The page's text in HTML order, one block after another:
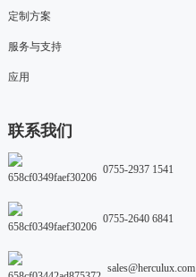
定制方案
服务与支持
应用
联系我们
0755-2937 1541
0755-2640 6841
sales@herculux.com